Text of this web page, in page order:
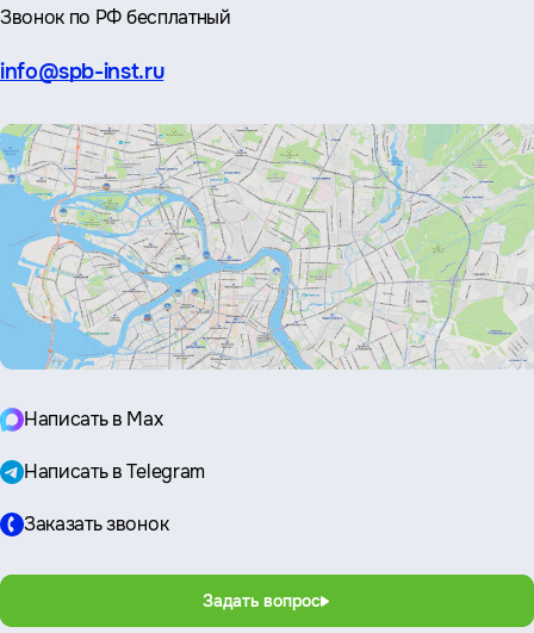
Звонок по РФ бесплатный
Эл.
info@spb-inst.ru
Написать в Max
Написать в Telegram
Заказать звонок
Задать вопрос